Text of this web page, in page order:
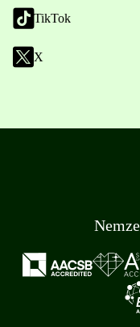
TikTok
X